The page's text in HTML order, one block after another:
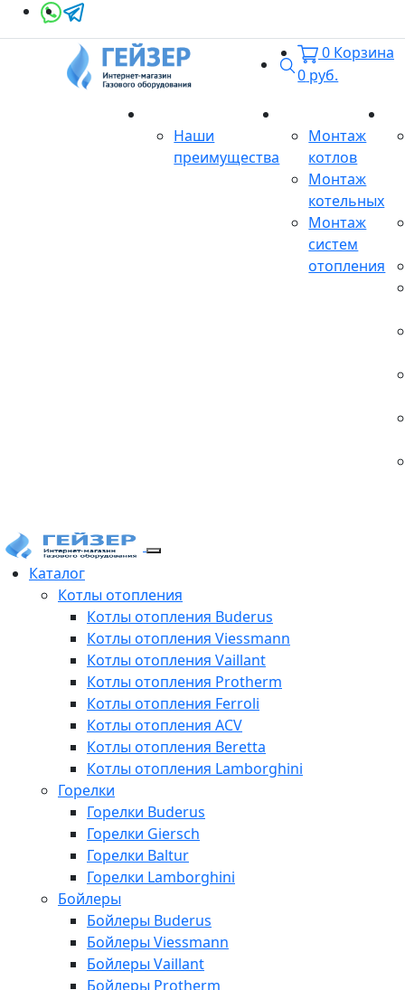
Поиск
0 Корзина
0 руб.
Наши
преимущества
Монтаж
котлов
Монтаж
котельных
Монтаж
систем
отопления
Каталог
Котлы отопления
Котлы отопления Buderus
Котлы отопления Viessmann
Котлы отопления Vaillant
Котлы отопления Protherm
Котлы отопления Ferroli
Котлы отопления ACV
Котлы отопления Beretta
Котлы отопления Lamborghini
Горелки
Горелки Buderus
Горелки Giersch
Горелки Baltur
Горелки Lamborghini
Бойлеры
Бойлеры Buderus
Бойлеры Viessmann
Бойлеры Vaillant
Бойлеры Protherm